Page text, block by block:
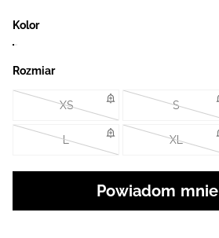
Kolor
Rozmiar
XS S
L XL
Powiadom mnie